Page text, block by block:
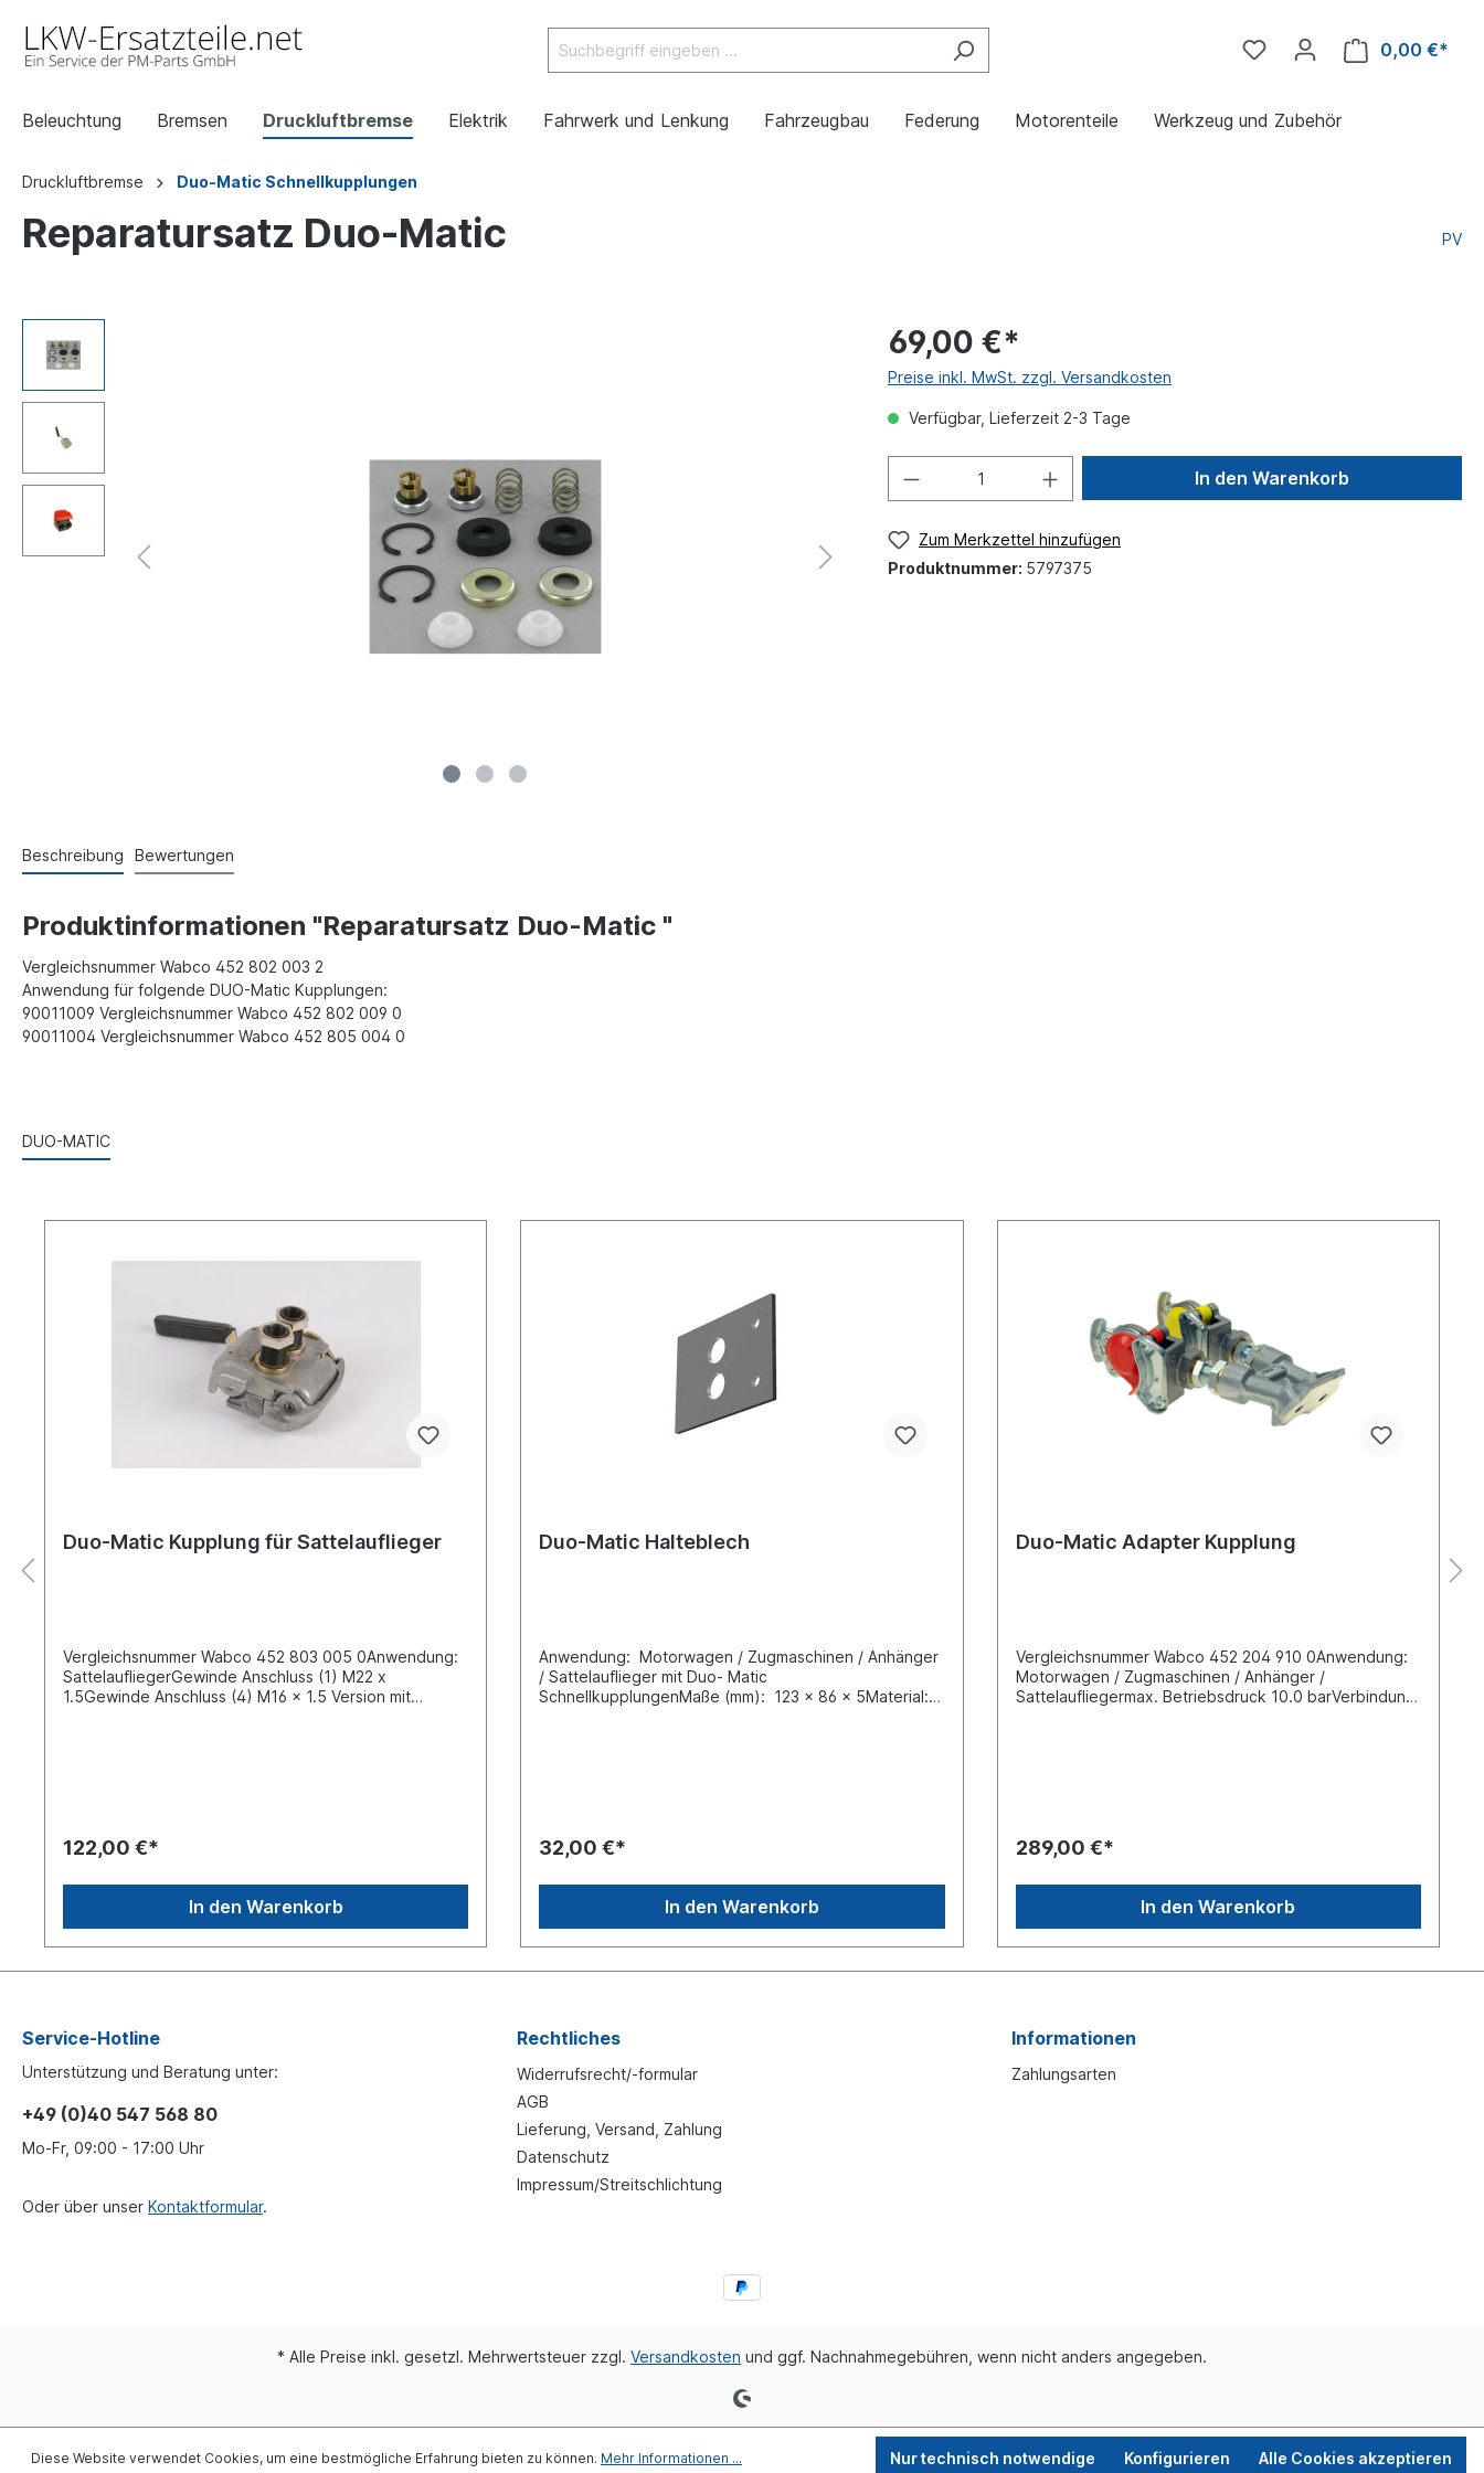
0,00 €*
Beleuchtung Bremsen Druckluftbremse Elektrik Fahrwerk und Lenkung Fahrzeugbau Federung Motorenteile Werkzeug und Zubehör
Druckluftbremse Duo-Matic Schnellkupplungen
Reparatursatz Duo-Matic PV
69,00 €*
Preise inkl. MwSt. zzgl. Versandkosten
Verfügbar, Lieferzeit 2-3 Tage
In den Warenkorb
Zum Merkzettel hinzufügen
Produktnummer: 5797375
Beschreibung Bewertungen
Produktinformationen "Reparatursatz Duo-Matic "
Vergleichsnummer Wabco 452 802 003 2
Anwendung für folgende DUO-Matic Kupplungen:
90011009 Vergleichsnummer Wabco 452 802 009 0
90011004 Vergleichsnummer Wabco 452 805 004 0
DUO-MATIC
Duo-Matic Kupplung für Sattelauflieger
Vergleichsnummer Wabco 452 803 005 0Anwendung:
SattelaufliegerGewinde Anschluss (1) M22 x
1.5Gewinde Anschluss (4) M16 x 1.5 Version mit
herkömmlichen Kupplungsköpfen. Eine besondere
122,00 €*
In den Warenkorb
Duo-Matic Halteblech
Anwendung: Motorwagen / Zugmaschinen / Anhänger
/ Sattelauflieger mit Duo- Matic
SchnellkupplungenMaße (mm): 123 x 86 x 5Material:
herkömmlichen Kupplungsköpfen. Eine besondere
32,00 €*
In den Warenkorb
Duo-Matic Adapter Kupplung
Vergleichsnummer Wabco 452 204 910 0Anwendung:
Motorwagen / Zugmaschinen / Anhänger /
Sattelaufliegermax. Betriebsdruck 10.0 barVerbindung
herkömmlichen Kupplungsköpfen. Eine besondere
289,00 €*
In den Warenkorb
Service-Hotline
Unterstützung und Beratung unter:
+49 (0)40 547 568 80
Mo-Fr, 09:00 - 17:00 Uhr
Oder über unser Kontaktformular.
Rechtliches
Widerrufsrecht/-formular
AGB
Lieferung, Versand, Zahlung
Datenschutz
Impressum/Streitschlichtung
Informationen
Zahlungsarten
* Alle Preise inkl. gesetzl. Mehrwertsteuer zzgl. Versandkosten und ggf. Nachnahmegebühren, wenn nicht anders angegeben.
Diese Website verwendet Cookies, um eine bestmögliche Erfahrung bieten zu können. Mehr Informationen ... Nur technisch notwendige Konfigurieren Alle Cookies akzeptieren